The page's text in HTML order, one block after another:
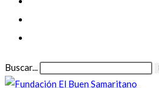
Buscar...